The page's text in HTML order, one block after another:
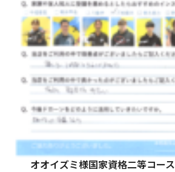
オオイズミ様国家資格二等コース